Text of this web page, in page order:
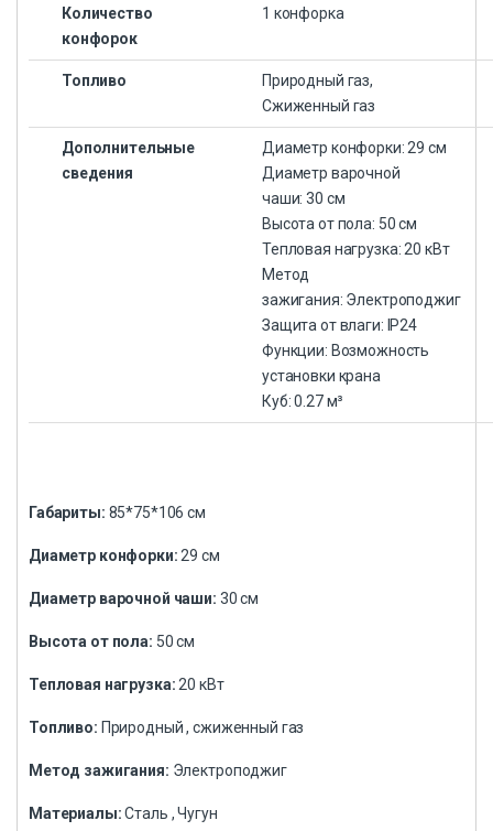
Количество
конфорок
1 конфорка
Топливо
Природный газ,
Сжиженный газ
Дополнительные
сведения
Диаметр конфорки: 29 см
Диаметр варочной
чаши: 30 см
Высота от пола: 50 см
Тепловая нагрузка: 20 кВт
Метод
зажигания: Электроподжиг
Защита от влаги: IP24
Функции: Возможность
установки крана
Куб: 0.27 м³
Габариты: 85*75*106 см
Диаметр конфорки:29 см
Диаметр варочной чаши: 30 см
Высота от пола: 50 см
Тепловая нагрузка:20 кВт
Топливо: Природный , сжиженный газ
Метод зажигания: Электроподжиг
Материалы:Сталь , Чугун